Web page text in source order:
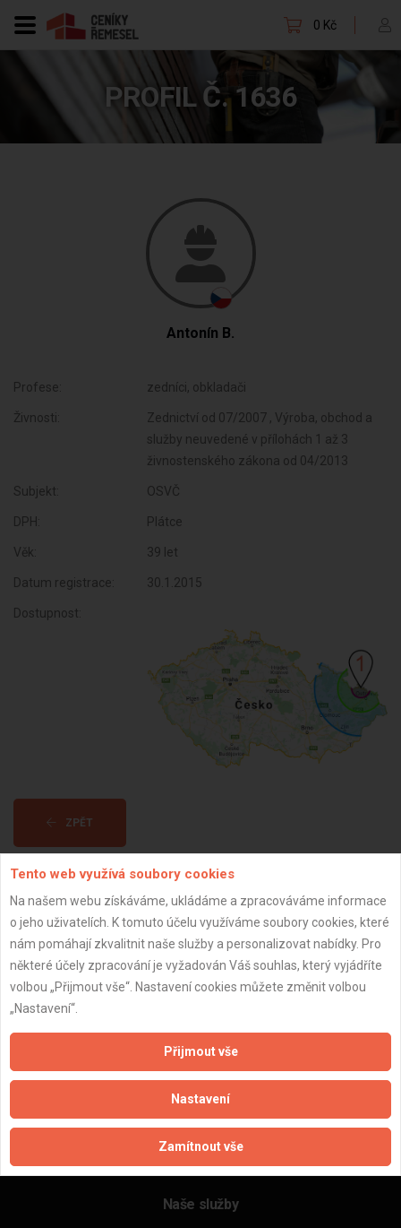
0 Kč
PROFIL Č. 1636
Antonín B.
Profese: zedníci, obkladači
Živnosti:
Zednictví od 07/2007 , Výroba, obchod a
služby neuvedené v přílohách 1 až 3
živnostenského zákona od 04/2013
Subjekt: OSVČ
DPH: Plátce
Věk: 39 let
Datum registrace: 30.1.2015
Dostupnost:
ZPĚT
Důležité informace
Zpracování a ochrana osobních údajů
Zásady pro používání souborů cookie
Obchodní podmínky (zprostředkování)
Naše služby
Tento web využívá soubory cookies
Na našem webu získáváme, ukládáme a zpracováváme informace
o jeho uživatelích. K tomuto účelu využíváme soubory cookies, které
nám pomáhají zkvalitnit naše služby a personalizovat nabídky. Pro
některé účely zpracování je vyžadován Váš souhlas, který vyjádříte
volbou „Přijmout vše“. Nastavení cookies můžete změnit volbou
„Nastavení“.
Přijmout vše
Nastavení
Zamítnout vše